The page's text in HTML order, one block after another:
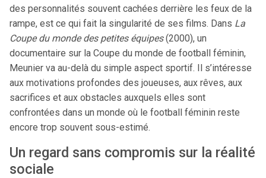
des personnalités souvent cachées derrière les feux de la
rampe, est ce qui fait la singularité de ses films. Dans La
Coupe du monde des petites équipes(2000), un
documentaire sur la Coupe du monde de football féminin,
Meunier va au-delà du simple aspect sportif. Il s’intéresse
aux motivations profondes des joueuses, aux rêves, aux
sacrifices et aux obstacles auxquels elles sont
confrontées dans un monde où le football féminin reste
encore trop souvent sous-estimé.
Un regard sans compromis sur la réalité
sociale